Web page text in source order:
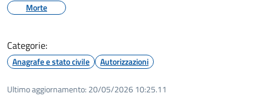
Morte
Categorie:
Anagrafe e stato civile Autorizzazioni
Ultimo aggiornamento: 20/05/2026 10:25.11